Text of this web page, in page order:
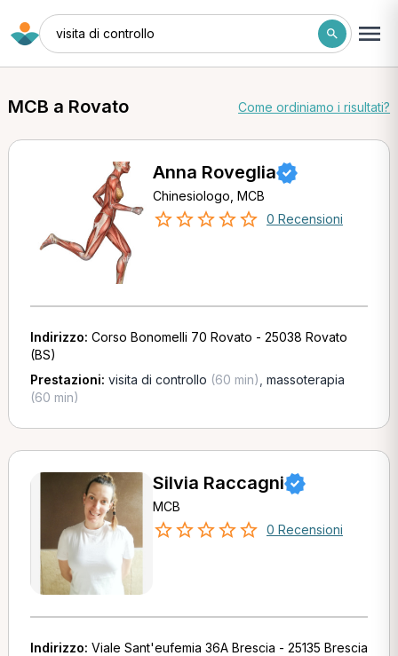
visita di controllo
MCB a Rovato Come ordiniamo i risultati?
Anna Roveglia
Chinesiologo, MCB
0 Recensioni
Indirizzo: Corso Bonomelli 70 Rovato - 25038 Rovato
(BS)
Prestazioni: visita di controllo (60 min) massoterapia
(60 min)
Silvia Raccagni
MCB
0 Recensioni
Indirizzo: Viale Sant'eufemia 36A Brescia - 25135 Brescia